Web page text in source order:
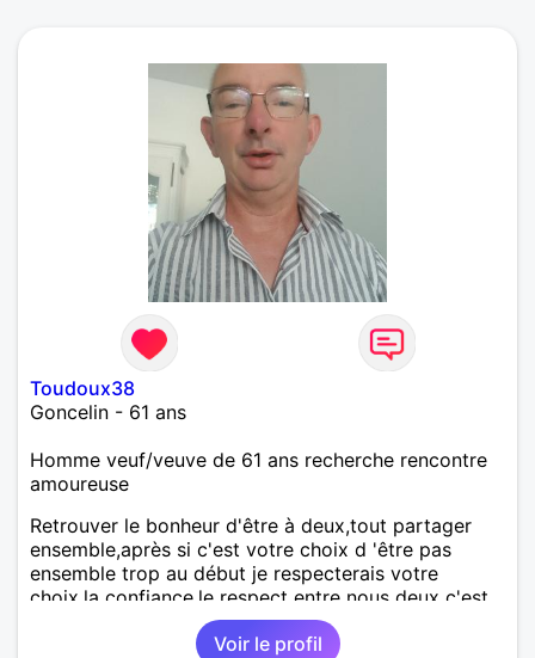
Toudoux38
Goncelin - 61 ans
Homme veuf/veuve de 61 ans recherche rencontre
amoureuse
Retrouver le bonheur d'être à deux,tout partager
ensemble,après si c'est votre choix d 'être pas
ensemble trop au début je respecterais votre
choix.la confiance,le respect entre nous deux c'est
d'être en osmose. A très bientôt pour se découvrir.
Voir le profil